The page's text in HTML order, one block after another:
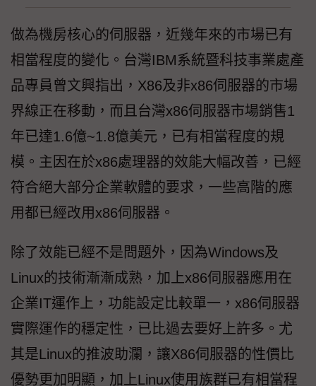
做為機房核心的伺服器，近幾年來的市場已有
相當程度的變化。台灣IBM系統暨科技事業處產
品專員曾文興指出，X86及非x86伺服器的市場
界線正在移動，而且台灣x86伺服器市場銷售1
年已達1.6億~1.8億美元，已有相當程度的規
模。主因在於x86處理器的效能大幅改善，已經
符合絕大部分企業軟體的要求，一些高階的應
用都已經改用x86伺服器。
除了效能已經不是問題外，因為Windows及
Linux的技術漸漸成熟，加上x86伺服器應用在
企業IT運作上，功能設定比較單一，x86伺服器
實際運作的穩定性，已比過去要好上許多。尤
其是Linux的推波助瀾，讓X86伺服器的性價比
優勢更加明顯，加上Linux使用族群已有相當程